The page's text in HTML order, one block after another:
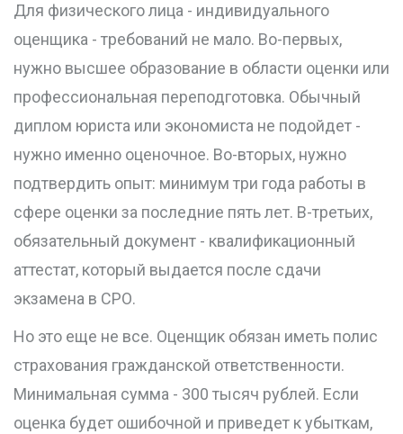
Для физического лица - индивидуального
оценщика - требований не мало. Во-первых,
нужно высшее образование в области оценки или
профессиональная переподготовка. Обычный
диплом юриста или экономиста не подойдет -
нужно именно оценочное. Во-вторых, нужно
подтвердить опыт: минимум три года работы в
сфере оценки за последние пять лет. В-третьих,
обязательный документ - квалификационный
аттестат, который выдается после сдачи
экзамена в СРО.
Но это еще не все. Оценщик обязан иметь полис
страхования гражданской ответственности.
Минимальная сумма - 300 тысяч рублей. Если
оценка будет ошибочной и приведет к убыткам,